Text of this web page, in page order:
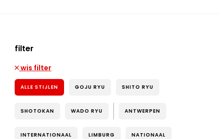
filter
wis filter
ALLE STIJLEN GOJU RYU SHITO RYU
SHOTOKAN WADO RYU ANTWERPEN
INTERNATIONAAL LIMBURG NATIONAAL